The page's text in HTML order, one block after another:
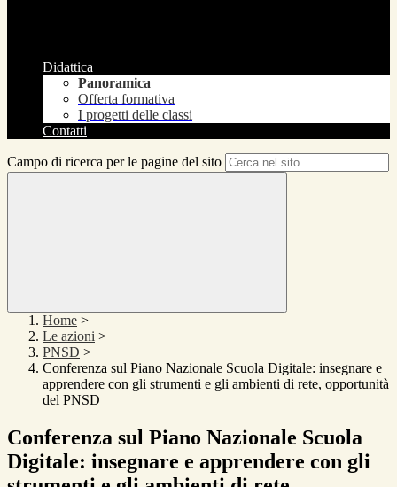
Didattica
Panoramica
Offerta formativa
I progetti delle classi
Contatti
Campo di ricerca per le pagine del sito
Home >
Le azioni >
PNSD >
Conferenza sul Piano Nazionale Scuola Digitale: insegnare e
apprendere con gli strumenti e gli ambienti di rete, opportunità
del PNSD
Conferenza sul Piano Nazionale Scuola
Digitale: insegnare e apprendere con gli